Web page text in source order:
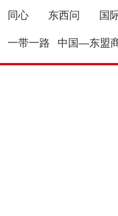
同心 东西问 国
一带一路 中国—东盟